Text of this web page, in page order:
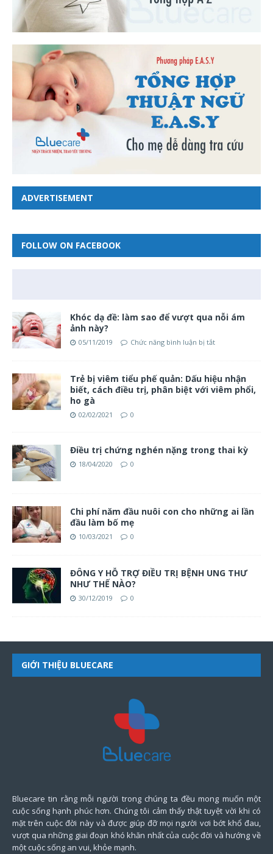
ADVERTISEMENT
FOLLOW ON FACEBOOK
Khóc dạ đề: làm sao để vượt qua nỗi ám
ảnh này?
05/11/2019 Chức năng bình luận bị tắt
Trẻ bị viêm tiểu phế quản: Dấu hiệu nhận
biết, cách điều trị, phân biệt với viêm phổi,
ho gà
02/02/2021 0
Điều trị chứng nghén nặng trong thai kỳ
18/04/2020 0
Chi phí năm đầu nuôi con cho những ai lần
đầu làm bố mẹ
10/03/2021 0
ĐÔNG Y HỖ TRỢ ĐIỀU TRỊ BỆNH UNG THƯ
NHƯ THẾ NÀO?
30/12/2019 0
GIỚI THIỆU BLUECARE
Bluecare tin rằng mỗi người trong chúng ta đều mong muốn một
cuộc sống hạnh phúc hơn. Chúng tôi cảm thấy thật tuyệt vời khi có
mặt trên cuộc đời này và được giúp đỡ mọi người vơi bớt khổ đau,
vượt qua những giai đoạn khó khăn nhất của cuộc đời và hướng về
một cuộc sống an vui, khỏe mạnh.